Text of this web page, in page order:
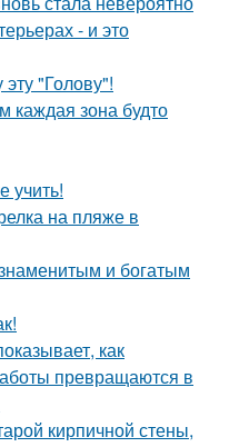
- и это
"Голову"!
каждая зона будто
учить!
на пляже в
и богатым
как
превращаются в
кирпичной стены,